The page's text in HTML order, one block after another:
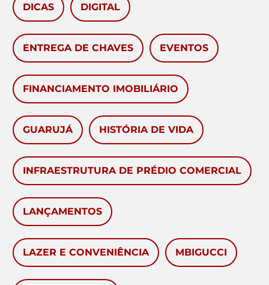
DICAS DIGITAL
ENTREGA DE CHAVES EVENTOS
FINANCIAMENTO IMOBILIÁRIO
GUARUJÁ HISTÓRIA DE VIDA
INFRAESTRUTURA DE PRÉDIO COMERCIAL
LANÇAMENTOS
LAZER E CONVENIÊNCIA MBIGUCCI